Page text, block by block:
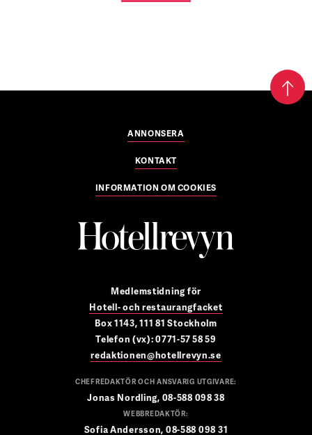
ANNONSERA
KONTAKT
INFORMATION OM COOKIES
Medlemstidning för
Hotell- och restaurangfacket
Box 1143, 111 81 Stockholm
Telefon (vx): 0771-57 58 59
redaktionen@hotellrevyn.se
CHEFREDAKTÖR OCH ANSVARIG UTGIVARE:
Jonas Nordling, 08-588 098 38
WEBBREDAKTÖR:
Sofia Andersson, 08-588 098 31